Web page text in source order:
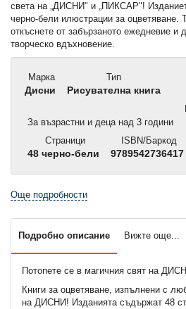
света на „ДИСНИ" и „ПИКСАР"!
черно-бели илюстрации за оцветяване.
откъснете от забързаното ежедневие и
творческо вдъхновение.
Марка
Дисни
Тип
Рисувателна книга
За възрастни и деца над 3 години
Страници
48 черно-бели
ISBN/Баркод
9789542736417
Още подробности
Подробно описание Вижте още...
Потопете се в магичния свят на
Книги за оцветяване, изпълнени с
на ДИСНИ! Изданията съдържат 48